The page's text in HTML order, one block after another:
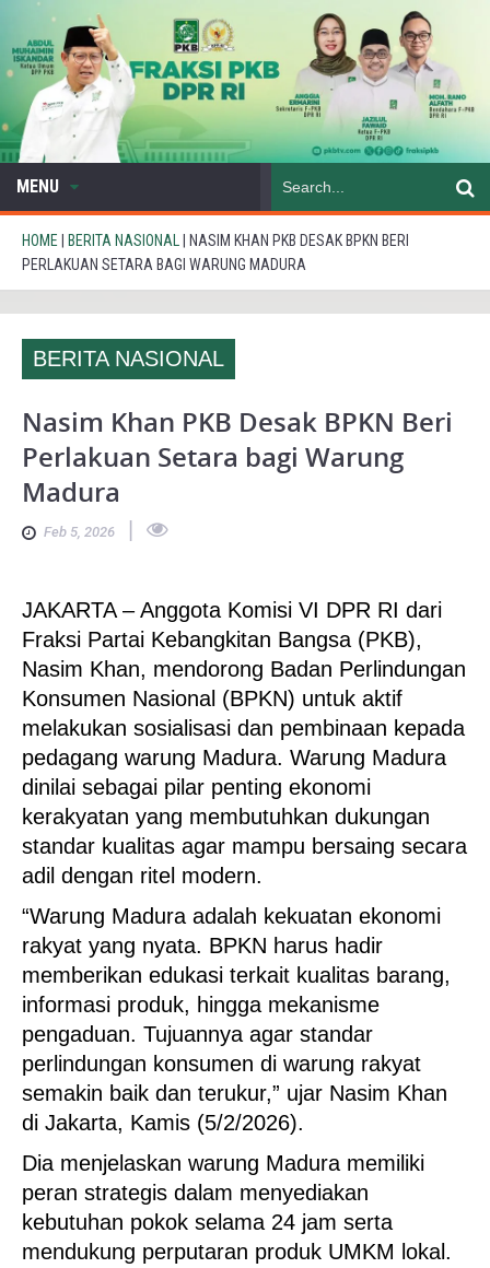
MENU
HOME BERITA NASIONAL
NASIM KHAN PKB DESAK BPKN BERI
PERLAKUAN SETARA BAGI WARUNG MADURA
BERITA NASIONAL
Nasim Khan PKB Desak BPKN Beri
Perlakuan Setara bagi Warung
Madura
Feb 5, 2026
JAKARTA – Anggota Komisi VI DPR RI dari
Fraksi Partai Kebangkitan Bangsa (PKB),
Nasim Khan, mendorong Badan Perlindungan
Konsumen Nasional (BPKN) untuk aktif
melakukan sosialisasi dan pembinaan kepada
pedagang warung Madura. Warung Madura
dinilai sebagai pilar penting ekonomi
kerakyatan yang membutuhkan dukungan
standar kualitas agar mampu bersaing secara
adil dengan ritel modern.
“Warung Madura adalah kekuatan ekonomi
rakyat yang nyata. BPKN harus hadir
memberikan edukasi terkait kualitas barang,
informasi produk, hingga mekanisme
pengaduan. Tujuannya agar standar
perlindungan konsumen di warung rakyat
semakin baik dan terukur,” ujar Nasim Khan
di Jakarta, Kamis (5/2/2026).
Dia menjelaskan warung Madura memiliki
peran strategis dalam menyediakan
kebutuhan pokok selama 24 jam serta
mendukung perputaran produk UMKM lokal.